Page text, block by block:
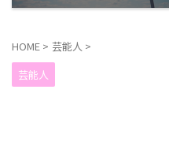
HOME > 芸能人 >
芸能人